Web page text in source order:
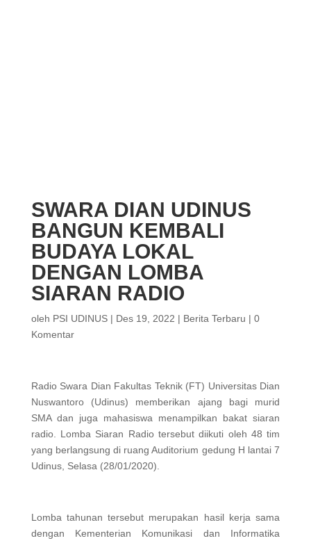
SWARA DIAN UDINUS
BANGUN KEMBALI
BUDAYA LOKAL
DENGAN LOMBA
SIARAN RADIO
oleh PSI UDINUS| Des 19, 2022 | Berita Terbaru | 0
Komentar
Radio Swara Dian Fakultas Teknik (FT) Universitas Dian
Nuswantoro (Udinus) memberikan ajang bagi murid
SMA dan juga mahasiswa menampilkan bakat siaran
radio. Lomba Siaran Radio tersebut diikuti oleh 48 tim
yang berlangsung di ruang Auditorium gedung H lantai 7
Udinus, Selasa (28/01/2020).
Lomba tahunan tersebut merupakan hasil kerja sama
dengan Kementerian Komunikasi dan Informatika